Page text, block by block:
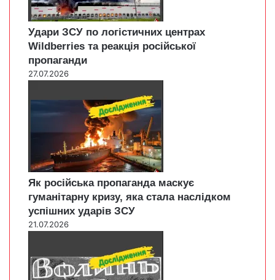
Удари ЗСУ по логістичних центрах
Wildberries та реакція російської
пропаганди
27.07.2026
Як російська пропаганда маскує
гуманітарну кризу, яка стала наслідком
успішних ударів ЗСУ
21.07.2026